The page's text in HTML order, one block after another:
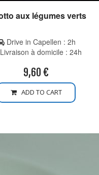
aux légumes verts
Drive in Capellen : 2h
à domicile : 24h
9,60 €
ADD TO CART